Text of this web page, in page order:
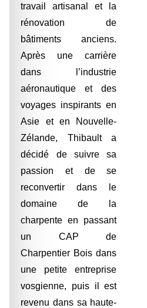
travail artisanal et la
rénovation de
bâtiments anciens.
Après une carrière
dans l’industrie
aéronautique et des
voyages inspirants en
Asie et en Nouvelle-
Zélande, Thibault a
décidé de suivre sa
passion et de se
reconvertir dans le
domaine de la
charpente en passant
un CAP de
Charpentier Bois dans
une petite entreprise
vosgienne, puis il est
revenu dans sa haute-